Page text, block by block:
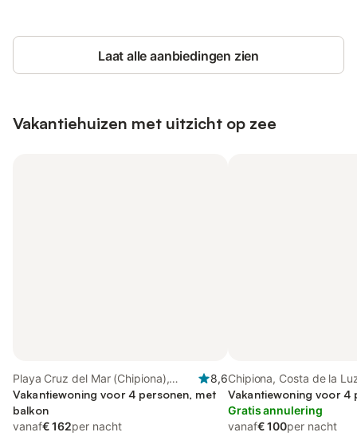
Laat alle aanbiedingen zien
Vakantiehuizen met uitzicht op zee
Playa Cruz del Mar (Chipiona),
Chipiona
8,6
Vakantiewoning voor 4 personen, met
balkon
vanaf€ 162per nacht
Chipiona, Costa de la
Vakantiewoning voor 4
Gratis annulering
vanaf€ 100per nacht